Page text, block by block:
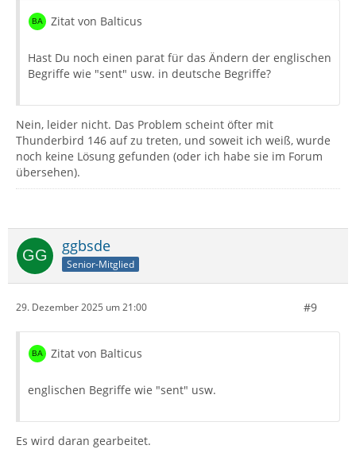
Zitat von Balticus
Hast Du noch einen parat für das Ändern der englischen
Begriffe wie "sent" usw. in deutsche Begriffe?
Nein, leider nicht. Das Problem scheint öfter mit
Thunderbird 146 auf zu treten, und soweit ich weiß, wurde
noch keine Lösung gefunden (oder ich habe sie im Forum
übersehen).
ggbsde
Senior-Mitglied
29. Dezember 2025 um 21:00 #9
Zitat von Balticus
englischen Begriffe wie "sent" usw.
Es wird daran gearbeitet.